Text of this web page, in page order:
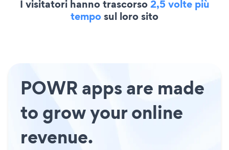
I visitatori hanno trascorso2,5 volte più
temposul loro sito
POWR apps are made
to grow your online
revenue.